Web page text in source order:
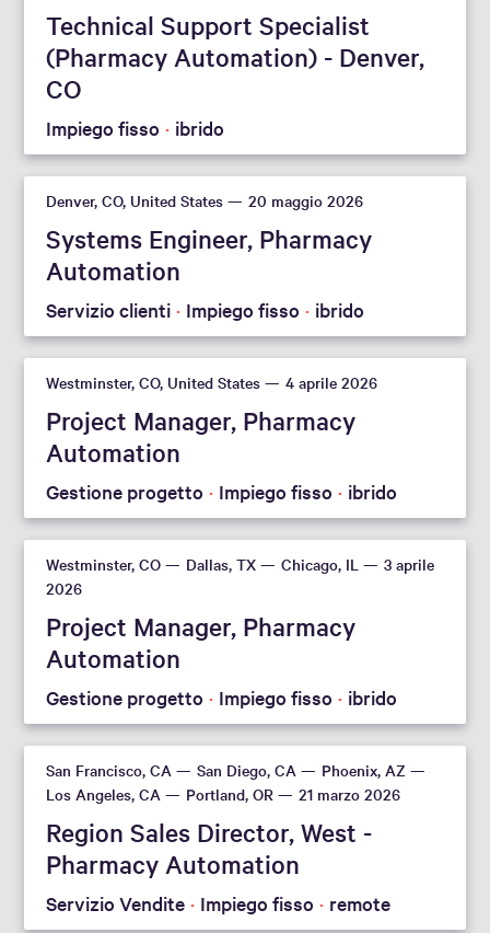
Technical Support Specialist
(Pharmacy Automation) - Denver,
CO
Impiego fisso ibrido
Denver, CO, United States 20 maggio 2026
Systems Engineer, Pharmacy
Automation
Servizio clienti Impiego fisso ibrido
Westminster, CO, United States 4 aprile 2026
Project Manager, Pharmacy
Automation
Gestione progetto Impiego fisso ibrido
Westminster, CO Dallas, TX Chicago, IL
3 aprile
2026
Project Manager, Pharmacy
Automation
Gestione progetto Impiego fisso ibrido
San Francisco, CA San Diego, CA
Phoenix, AZ
Los Angeles, CA
Portland, OR 21 marzo 2026
Region Sales Director, West -
Pharmacy Automation
Servizio Vendite Impiego fisso remote